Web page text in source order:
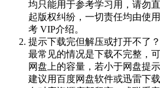
均只能用于参考学习用，请勿
起版权纠纷，一切责任均由使
考 VIP介绍。
提示下载完但解压或打开不了？
最常见的情况是下载不完整，
网盘上的容量，若小于网盘提
建议用百度网盘软件或迅雷下